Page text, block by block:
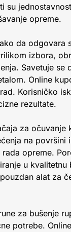
su
opreme.
da odgovara
izbora,
Savetuje
Online
Korisničko
rezultate.
za
na
opreme.
u
alat za
za bušenje
potrebe.